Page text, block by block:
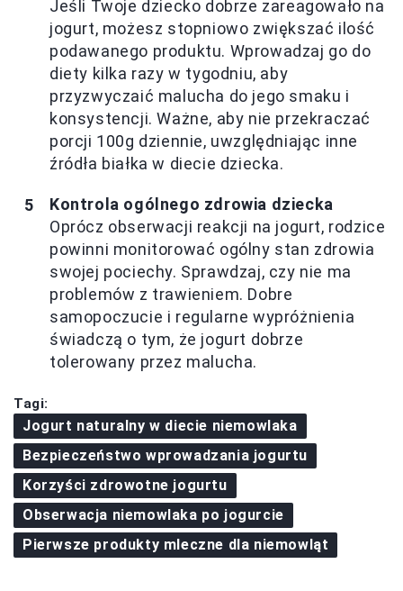
Jeśli Twoje dziecko dobrze zareagowało na
jogurt, możesz stopniowo zwiększać ilość
podawanego produktu. Wprowadzaj go do
diety kilka razy w tygodniu, aby
przyzwyczaić malucha do jego smaku i
konsystencji. Ważne, aby nie przekraczać
porcji 100g dziennie, uwzględniając inne
źródła białka w diecie dziecka.
Kontrola ogólnego zdrowia dziecka
Oprócz obserwacji reakcji na jogurt, rodzice
powinni monitorować ogólny stan zdrowia
swojej pociechy. Sprawdzaj, czy nie ma
problemów z trawieniem. Dobre
samopoczucie i regularne wypróżnienia
świadczą o tym, że jogurt dobrze
tolerowany przez malucha.
Tagi:
Jogurt naturalny w diecie niemowlaka
Bezpieczeństwo wprowadzania jogurtu
Korzyści zdrowotne jogurtu
Obserwacja niemowlaka po jogurcie
Pierwsze produkty mleczne dla niemowląt